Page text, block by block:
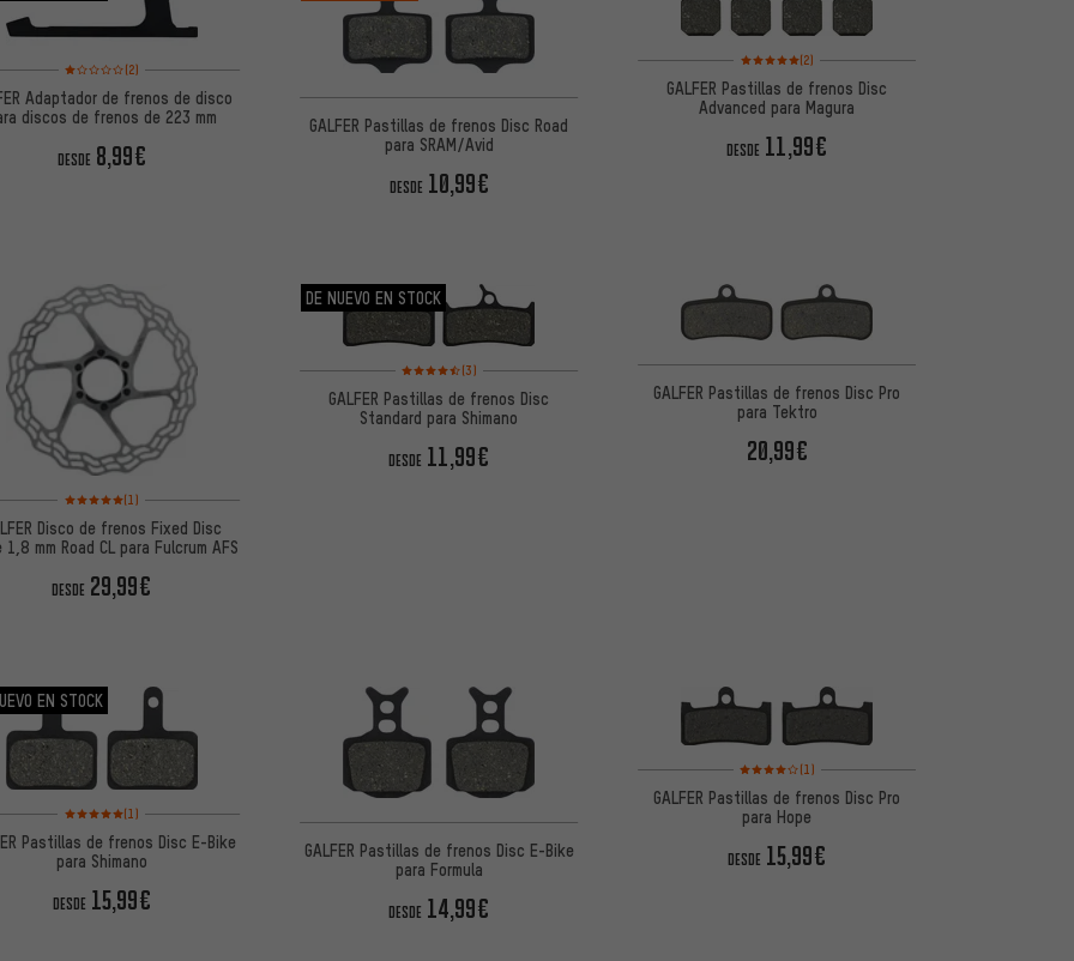
Valoración media: 1 de 5 basada en 2 reseñas
(2)
Adaptador de frenos de disco
discos de frenos de 223 mm
DESDE 8,99€
GALFER Pastillas de frenos Disc Road
para SRAM/Avid
DESDE 10,99€
Valoración media: 5 de 5 basada en 2 reseñas
(2)
GALFER Pastillas de frenos Disc
Advanced para Magura
DESDE 11,99€
Valoración media: 5 de 5 basada en 1 reseñas
(1)
Disco de frenos Fixed Disc
1,8 mm Road CL para Fulcrum AFS
DESDE 29,99€
DE NUEVO EN STOCK
Valoración media: 4,5 de 5 basada en 3 reseñas
(3)
GALFER Pastillas de frenos Disc
Standard para Shimano
DESDE 11,99€
GALFER Pastillas de frenos Disc Pro
para Tektro
20,99€
EN STOCK
Valoración media: 5 de 5 basada en 1 reseñas
(1)
Pastillas de frenos Disc E-Bike
para Shimano
DESDE 15,99€
GALFER Pastillas de frenos Disc E-Bike
para Formula
DESDE 14,99€
Valoración media: 4 de 5 basada en 1 reseñas
(1)
GALFER Pastillas de frenos Disc Pro
para Hope
DESDE 15,99€